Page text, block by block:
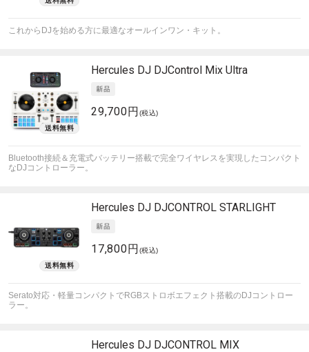
これからDJを始める方に最適なオールインワン・キット。
Hercules DJ DJControl Mix Ultra
29,700円 (税込)
Bluetooth接続＆充電式バッテリー搭載で完全ワイヤレスを実現したコンパクト
なDJコントローラー。
Hercules DJ DJCONTROL STARLIGHT
17,800円 (税込)
Serato対応・軽量コンパクトでRGBストロボエフェクト搭載のDJコントロー
ラー。
Hercules DJ DJCONTROL MIX